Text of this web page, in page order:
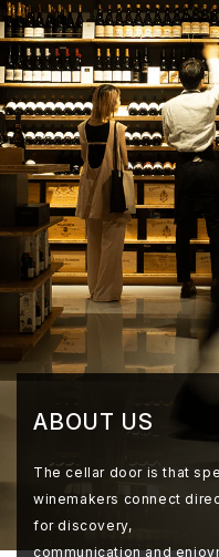
ABOUT US
The cellar door is that
winemakers connect
for discovery,
communication and